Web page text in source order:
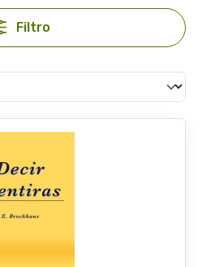
Filtro